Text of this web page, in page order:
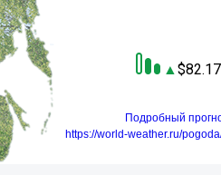
82.17
Подробный
https://world-weather.ru/